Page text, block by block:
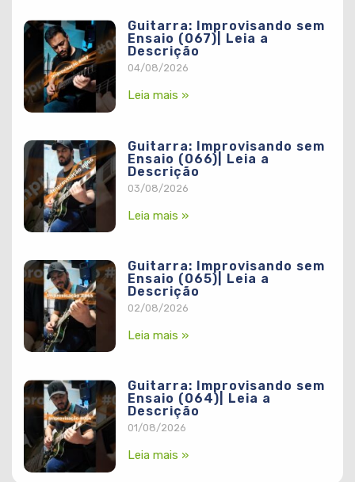
Guitarra: Improvisando sem
Ensaio (067)| Leia a
Descrição
04/08/2026
Leia mais »
Guitarra: Improvisando sem
Ensaio (066)| Leia a
Descrição
03/08/2026
Leia mais »
Guitarra: Improvisando sem
Ensaio (065)| Leia a
Descrição
02/08/2026
Leia mais »
Guitarra: Improvisando sem
Ensaio (064)| Leia a
Descrição
01/08/2026
Leia mais »